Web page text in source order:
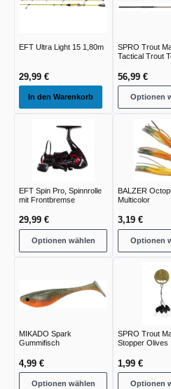
EFT Ultra Light 15 1,80m
29,99 €
In den Warenkorb
SPRO Trout
Tactical Trout
56,99 €
Optionen
EFT Spin Pro, Spinnrolle
mit Frontbremse
29,99 €
Optionen wählen
BALZER
Multicolor
3,19 €
Optionen
MIKADO Spark
Gummifisch
4,99 €
Optionen wählen
SPRO Trout
Stopper Olives
1,99 €
Optionen